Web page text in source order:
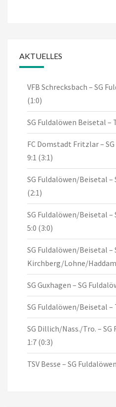
AKTUELLES
VFB Schrecksbach – SG
(1:0)
SG Fuldalöwen Beisetal –
FC Domstadt Fritzlar –
9:1 (3:1)
SG Fuldalöwen/Beisetal –
(2:1)
SG Fuldalöwen/Beisetal
5:0 (3:0)
SG Fuldalöwen/Beisetal –
Kirchberg/Lohne/
SG Guxhagen – SG
SG Fuldalöwen/Beisetal –
SG Dillich/Nass./Tro. –
1:7 (0:3)
TSV Besse – SG